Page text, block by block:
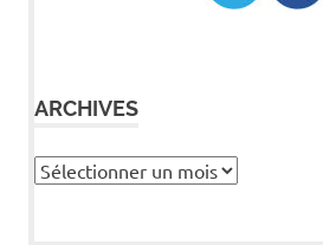
ARCHIVES
Archives